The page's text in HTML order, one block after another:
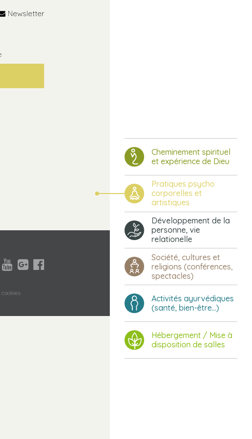
Cheminement spirituel
et expérience de Dieu
Pratiques psycho
corporelles et
artistiques
Développement de la
personne, vie
relationelle
Société, cultures et
religions (conférences,
spectacles)
Activités ayurvédiques
(santé, bien-être...)
Hébergement / Mise à
disposition de salles
Newsletter


